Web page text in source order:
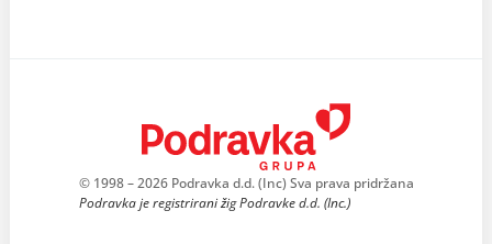
© 1998 – 2026 Podravka d.d. (Inc) Sva prava pridržana
Podravka je registrirani žig Podravke d.d. (Inc.)